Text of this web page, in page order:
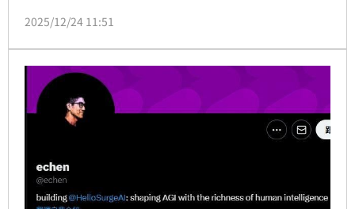
MAGA陣營掀起內部派系鬥爭，爭奪未來運動的主導
分裂，可是歷經五個轉折點，最早在川普回鍋白宮之
前、去年耶誕節的Ｈ-1B工作簽證爭論，就初見苗頭。
2025/12/24 11:51